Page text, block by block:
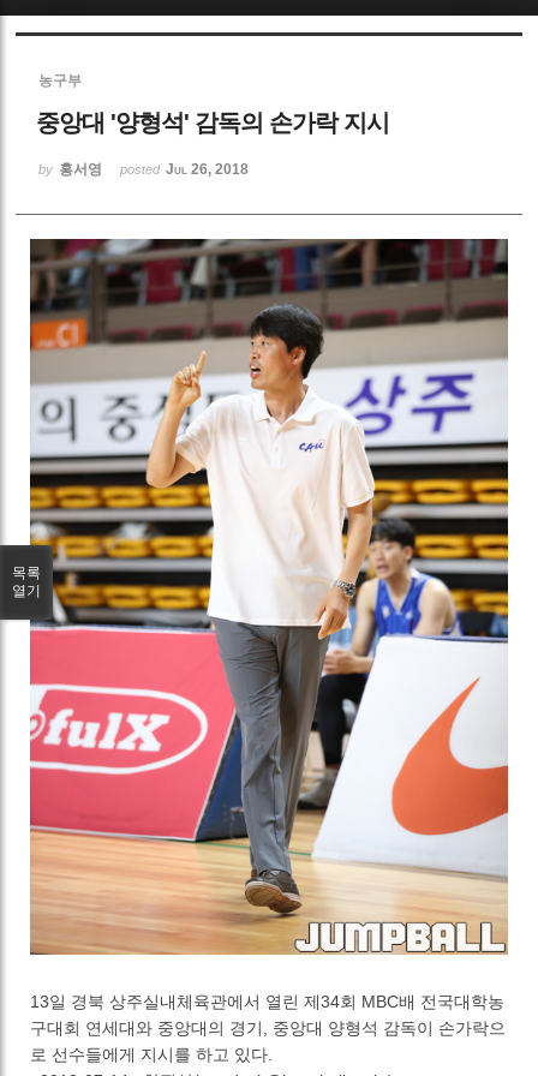
농구부
중앙대 '양형석' 감독의 손가락 지시
by 홍서영 posted Jul 26, 2018
13일 경북 상주실내체육관에서 열린 제34회 MBC배 전국대학농
구대회 연세대와 중앙대의 경기, 중앙대 양형석 감독이 손가락으
로 선수들에게 지시를 하고 있다.
목록
열기
Sketchbook5, 스케치북5
Sketchbook5, 스케치북5